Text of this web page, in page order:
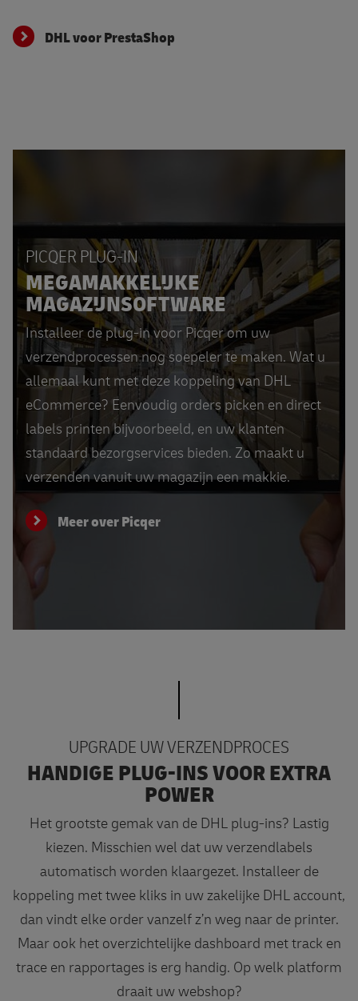
DHL voor PrestaShop
PICQER PLUG-IN
MEGAMAKKELIJKE
MAGAZIJNSOFTWARE
Installeer de plug-in voor Picqer om uw
verzendprocessen nog soepeler te maken. Wat u
allemaal kunt met deze koppeling van DHL
eCommerce? Eenvoudig orders picken en direct
labels printen bijvoorbeeld, en uw klanten
standaard bezorgservices bieden. Zo maakt u
verzenden vanuit uw magazijn een makkie.
Meer over Picqer
UPGRADE UW VERZENDPROCES
HANDIGE PLUG-INS VOOR EXTRA
POWER
Het grootste gemak van de DHL plug-ins? Lastig
kiezen. Misschien wel dat uw verzendlabels
automatisch worden klaargezet. Installeer de
koppeling met twee kliks in uw zakelijke DHL account,
dan vindt elke order vanzelf z’n weg naar de printer.
Maar ook het overzichtelijke dashboard met track en
trace en rapportages is erg handig. Op welk platform
draait uw webshop?